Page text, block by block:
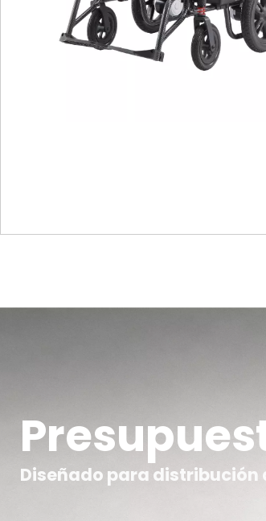
Diseñado para distribución